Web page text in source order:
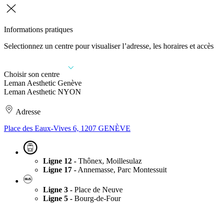
Informations pratiques
Selectionnez un centre pour visualiser l’adresse, les horaires et accès
Choisir son centre
Leman Aesthetic Genève
Leman Aesthetic NYON
Adresse
Place des Eaux-Vives 6, 1207 GENÈVE
Ligne 12 - Thônex, Moillesulaz
Ligne 17 - Annemasse, Parc Montessuit
Ligne 3 - Place de Neuve
Ligne 5 - Bourg-de-Four